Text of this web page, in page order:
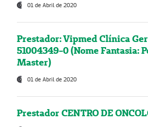
01 de Abril de 2020
Prestador: Vipmed Clínica
51004349-0 (Nome Fantasia:
Master)
01 de Abril de 2020
Prestador CENTRO DE